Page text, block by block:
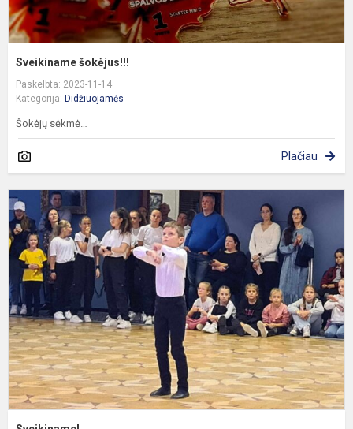
Sveikiname šokėjus!!!
Paskelbta: 2023-11-14
Kategorija: Didžiuojamės
Šokėjų sėkmė…
Plačiau